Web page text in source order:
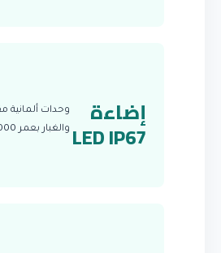
إضاءة
LED IP67
وحدات ألمانية
والغبار بعمر 50,000 ساعة.